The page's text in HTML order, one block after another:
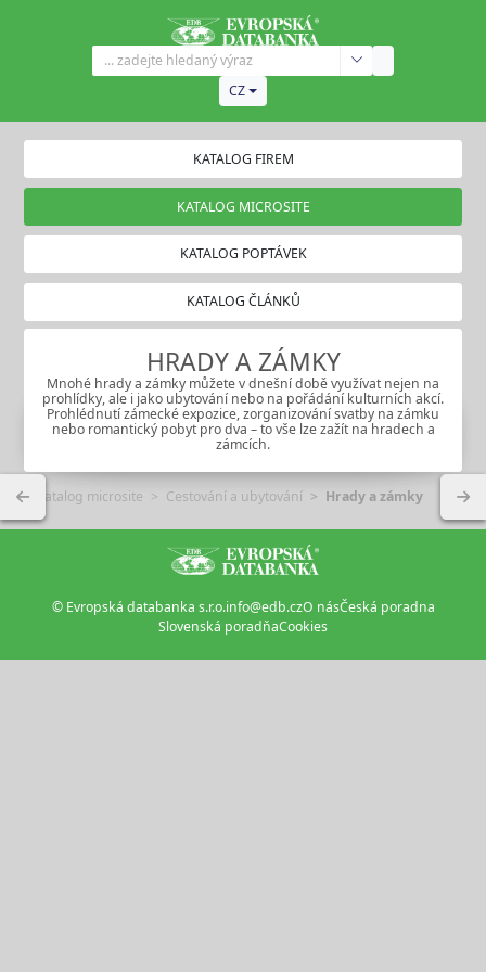
CZ
KATALOG FIREM
KATALOG MICROSITE
KATALOG POPTÁVEK
KATALOG ČLÁNKŮ
HRADY A ZÁMKY
Mnohé hrady a zámky můžete v dnešní době využívat nejen na
prohlídky, ale i jako ubytování nebo na pořádání kulturních akcí.
Prohlédnutí zámecké expozice, zorganizování svatby na zámku
nebo romantický pobyt pro dva – to vše lze zažít na hradech a
zámcích.
Katalog microsite Cestování a ubytování Hrady a zámky
© Evropská databanka s.r.o.info@edb.czO násČeská poradna
Slovenská poradňaCookies